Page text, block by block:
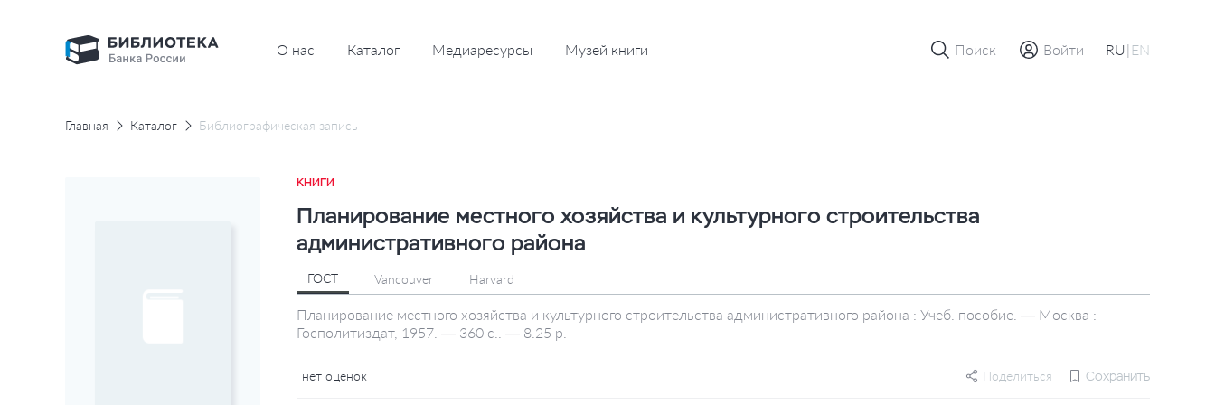
О нас Каталог Медиаресурсы Музей книги Поиск Войти RU| EN
Главная Каталог Библиографическая запись
КНИГИ
Планирование местного хозяйства и культурного строительства
административного района
ГОСТ Vancouver Harvard
Планирование местного хозяйства и культурного строительства административного района : Учеб. пособие. — Москва :
Госполитиздат, 1957. — 360 с.. — 8.25 р.
нет оценок Поделиться Сохранить